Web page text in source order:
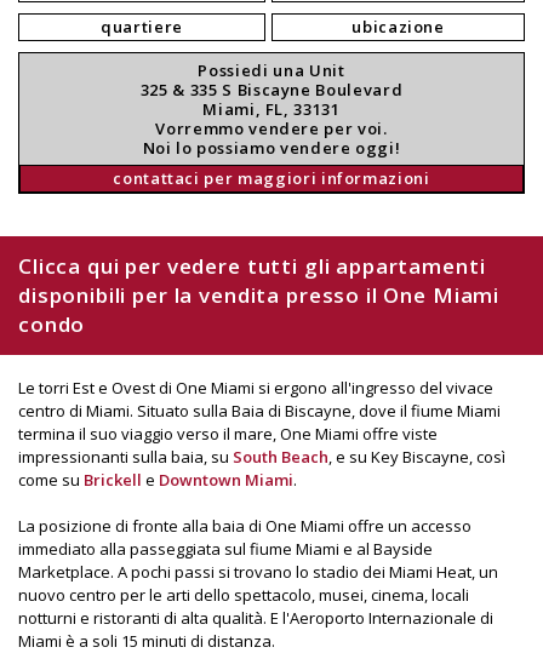
quartiere
ubicazione
Possiedi una Unit
325 & 335 S Biscayne Boulevard
Miami, FL, 33131
Vorremmo vendere per voi.
Noi lo possiamo vendere oggi!
contattaci per maggiori informazioni
Clicca qui per vedere tutti gli appartamenti
disponibili per la vendita presso il One Miami
condo
Le torri Est e Ovest di One Miami si ergono all'ingresso del vivace
centro di Miami. Situato sulla Baia di Biscayne, dove il fiume Miami
termina il suo viaggio verso il mare, One Miami offre viste
impressionanti sulla baia, su South Beach, e su Key Biscayne, così
come su Brickell e Downtown Miami.
La posizione di fronte alla baia di One Miami offre un accesso
immediato alla passeggiata sul fiume Miami e al Bayside
Marketplace. A pochi passi si trovano lo stadio dei Miami Heat, un
nuovo centro per le arti dello spettacolo, musei, cinema, locali
notturni e ristoranti di alta qualità. E l'Aeroporto Internazionale di
Miami è a soli 15 minuti di distanza.